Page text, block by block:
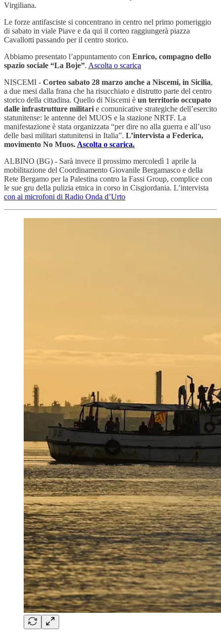
Virgiliana.
Le forze antifasciste si concentrano in centro nel primo pomeriggio
di sabato in viale Piave e da qui il corteo raggiungerà piazza
Cavallotti passando per il centro storico.
Abbiamo presentato l’appuntamento con Enrico, compagno dello
spazio sociale “La Boje”. Ascolta o scarica
NISCEMI - Corteo sabato 28 marzo anche a Niscemi, in Sicilia,
a due mesi dalla frana che ha risucchiato e distrutto parte del centro
storico della cittadina. Quello di Niscemi è un territorio occupato
dalle infrastrutture militari e comunicative strategiche dell’esercito
statunitense: le antenne del MUOS e la stazione NRTF. La
manifestazione è stata organizzata “per dire no alla guerra e all’uso
delle basi militari statunitensi in Italia”. L’intervista a Federica,
movimento No Muos. Ascolta o scarica.
ALBINO (BG) - Sarà invece il prossimo mercoledì 1 aprile la
mobilitazione del Coordinamento Giovanile Bergamasco e della
Rete Bergamo per la Palestina contro la Fassi Group, complice con
le sue gru della pulizia etnica in corso in Cisgiordania. L’intervista
con ai microfoni di Radio Onda d’Urto